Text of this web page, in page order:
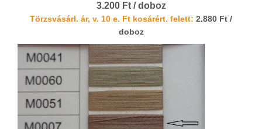
3.200 Ft / doboz
Törzsvásárl. ár, v. 10 e. Ft kosárért. felett: 2.880 Ft /
doboz